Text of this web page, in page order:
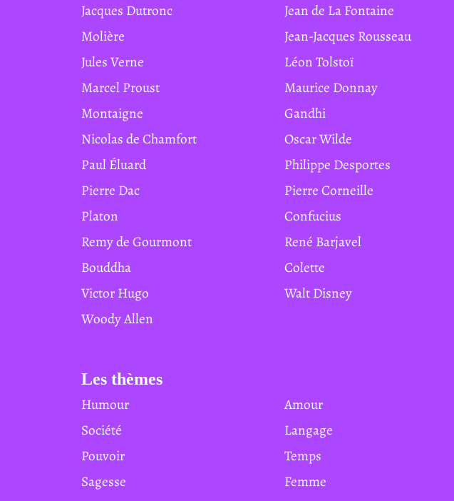
Jacques Dutronc
Jean de La Fontaine
Molière
Jean-Jacques Rousseau
Jules Verne
Léon Tolstoï
Marcel Proust
Maurice Donnay
Montaigne
Gandhi
Nicolas de Chamfort
Oscar Wilde
Paul Éluard
Philippe Desportes
Pierre Dac
Pierre Corneille
Platon
Confucius
Remy de Gourmont
René Barjavel
Bouddha
Colette
Victor Hugo
Walt Disney
Woody Allen
Les thèmes
Humour Amour
Société
Langage
Pouvoir
Temps
Sagesse
Femme